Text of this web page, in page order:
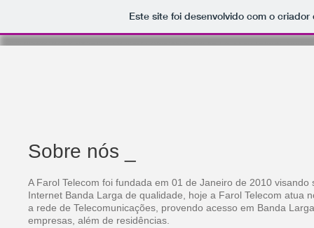
Este site foi desenvolvido com o
Sobre nós _
A Farol Telecom foi fundada em 01 de Janeiro de 2010
Internet Banda Larga de qualidade, hoje a Farol Telecom atua
a rede de Telecomunicações, provendo acesso em Banda
empresas, além de residências.